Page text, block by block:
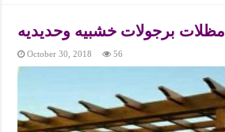
مظلات برجولات خشبيه وحديديه
October 30, 2018 56